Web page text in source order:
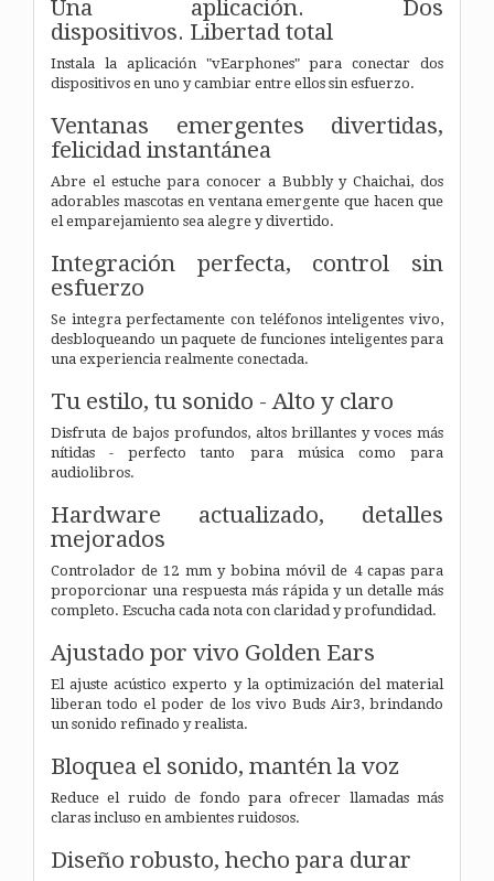
Una aplicación. Dos
dispositivos. Libertad total
Instala la aplicación "vEarphones" para conectar dos
dispositivos en uno y cambiar entre ellos sin esfuerzo.
Ventanas emergentes divertidas,
felicidad instantánea
Abre el estuche para conocer a Bubbly y Chaichai, dos
adorables mascotas en ventana emergente que hacen que
el emparejamiento sea alegre y divertido.
Integración perfecta, control sin
esfuerzo
Se integra perfectamente con teléfonos inteligentes vivo,
desbloqueando un paquete de funciones inteligentes para
una experiencia realmente conectada.
Tu estilo, tu sonido - Alto y claro
Disfruta de bajos profundos, altos brillantes y voces más
nítidas - perfecto tanto para música como para
audiolibros.
Hardware actualizado, detalles
mejorados
Controlador de 12 mm y bobina móvil de 4 capas para
proporcionar una respuesta más rápida y un detalle más
completo. Escucha cada nota con claridad y profundidad.
Ajustado por vivo Golden Ears
El ajuste acústico experto y la optimización del material
liberan todo el poder de los vivo Buds Air3, brindando
un sonido refinado y realista.
Bloquea el sonido, mantén la voz
Reduce el ruido de fondo para ofrecer llamadas más
claras incluso en ambientes ruidosos.
Diseño robusto, hecho para durar